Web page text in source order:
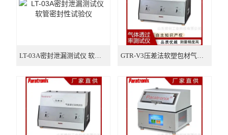
LT-03A密封泄漏测试仪 软管密封性试验仪 GTR-V3压差法软塑包材气体透过率测试仪